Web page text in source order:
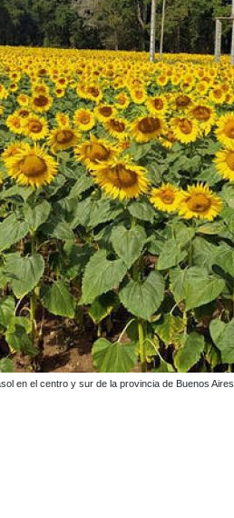
en el centro y sur de la provincia de Buenos Aires.